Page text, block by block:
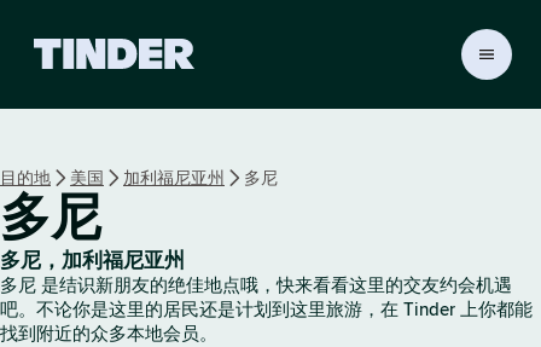
r
目的地 美国 加利福尼亚州 多尼
多尼
多尼，加利福尼亚州
多尼 是结识新朋友的绝佳地点哦，快来看看这里的交友约会机遇
吧。不论你是这里的居民还是计划到这里旅游，在 Tinder 上你都能
找到附近的众多本地会员。